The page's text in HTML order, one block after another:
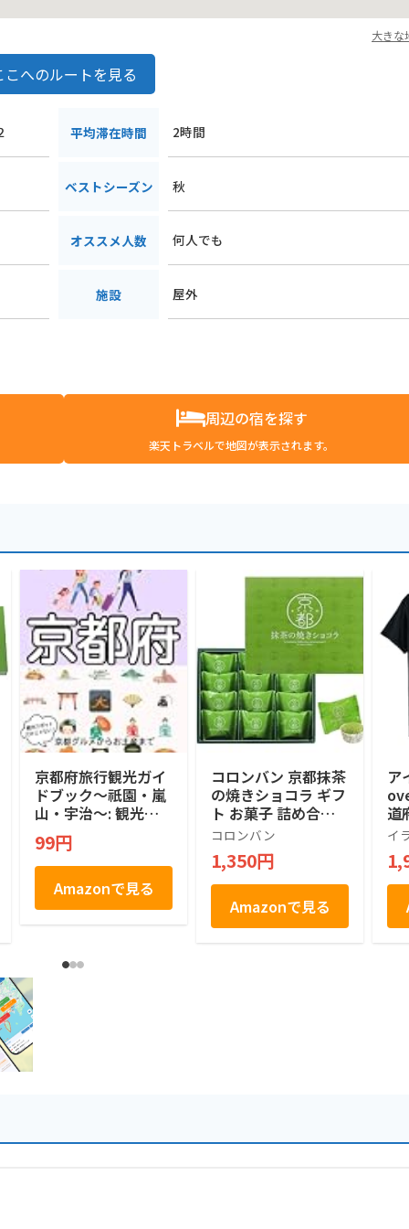
大きな
こへのルートを見る
平均滞在時間 2時間
ベストシーズン 秋
オススメ人数 何人でも
施設 屋外
周辺の宿を探す
楽天トラベルで地図が表示されます。
京都府旅行観光ガイ
ドブック〜祇園・嵐
山・宇治〜: 観光ス
ポットだけじゃな
い！京都グルメから
お土産まで京都の魅
力満載 京都観光ガイ
ドブック
99円
Amazonで見る
コロンバン 京都抹茶
の焼きショコラ ギフ
ト お菓子 詰め合わ
せ 個包装 プレゼン
ト 土産 抹茶 焼きシ
ョコラ 12個入り
コロンバン
1,350円
Amazonで見る
ア
道
モ
旅
ャ
イ